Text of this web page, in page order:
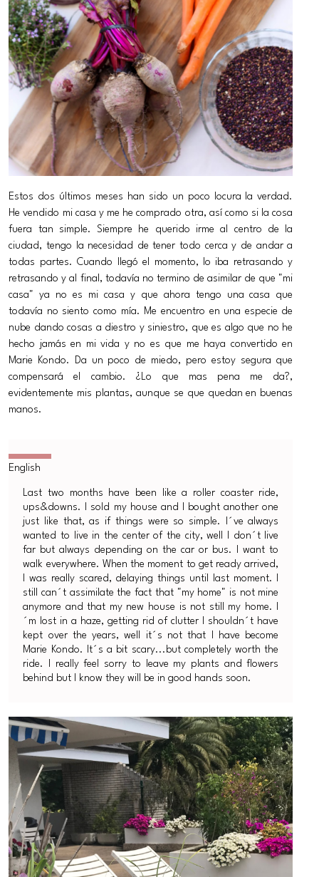
Estos dos últimos meses han sido un poco locura la verdad.
He vendido mi casa y me he comprado otra, así como si la cosa
fuera tan simple. Siempre he querido irme al centro de la
ciudad, tengo la necesidad de tener todo cerca y de andar a
todas partes. Cuando llegó el momento, lo iba retrasando y
retrasando y al final, todavía no termino de asimilar de que "mi
casa" ya no es mi casa y que ahora tengo una casa que
todavía no siento como mía. Me encuentro en una especie de
nube dando cosas a diestro y siniestro, que es algo que no he
hecho jamás en mi vida y no es que me haya convertido en
Marie Kondo. Da un poco de miedo, pero estoy segura que
compensará el cambio. ¿Lo que mas pena me da?,
evidentemente mis plantas, aunque se que quedan en buenas
manos.
Last two months have been like a roller coaster ride,
ups&downs. I sold my house and I bought another one
just like that, as if things were so simple. I´ve always
wanted to live in the center of the city, well I don´t live
far but always depending on the car or bus. I want to
walk everywhere. When the moment to get ready arrived,
I was really scared, delaying things until last moment. I
still can´t assimilate the fact that "my home" is not mine
anymore and that my new house is not still my home. I
´m lost in a haze, getting rid of clutter I shouldn´t have
kept over the years, well it´s not that I have become
Marie Kondo. It´s a bit scary...but completely worth the
ride. I really feel sorry to leave my plants and flowers
behind but I know they will be in good hands soon.